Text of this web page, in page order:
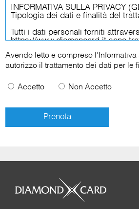
Avendo letto e compreso l'
autorizzo il trattamento dei dati per le
Accetto Non Accetto